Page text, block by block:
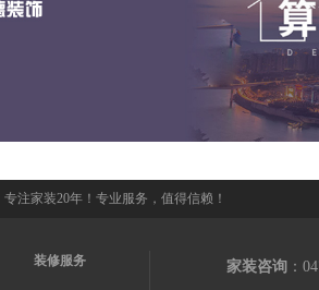
注家装20年！专业服务，值得信赖！
装修服务 家装咨询 ：